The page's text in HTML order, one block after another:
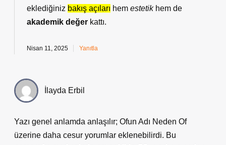
eklediğiniz bakış açıları hem estetikhem de
akademik değer kattı.
Nisan 11, 2025 Yanıtla
İlayda Erbil
Yazı genel anlamda anlaşılır; Ofun Adı Neden Of
üzerine daha cesur yorumlar eklenebilirdi. Bu